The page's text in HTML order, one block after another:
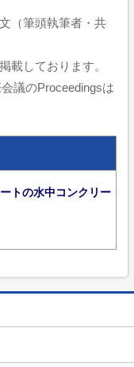
（筆頭執筆者・共
載しております。
議のProceedingsは
トの水中コンクリー